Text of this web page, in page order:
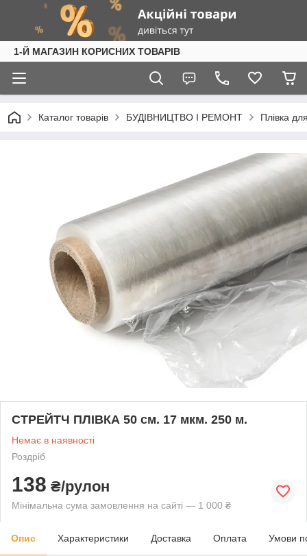
1-Й МАГАЗИН КОРИСНИХ ТОВАРІВ
Каталог товарів БУДІВНИЦТВО І РЕМОНТ Плівка
СТРЕЙТЧ ПЛІВКА 50 см. 17 мкм. 250 м.
Немає в наявності
Роздріб
138 ₴/рулон
Мінімальна сума замовлення на сайті — 1 000 ₴
Опис Характеристики Доставка Оплата Умови